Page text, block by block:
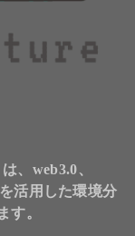
、web3.0、
活用した環境分
す。